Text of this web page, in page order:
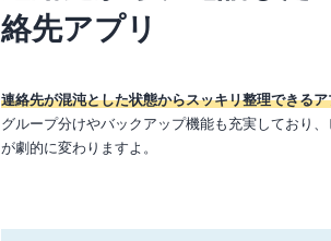
絡先アプリ
連絡先が混沌とした状態からスッキリ整理できる
グループ分けやバックアップ機能も充実しており
が劇的に変わりますよ。